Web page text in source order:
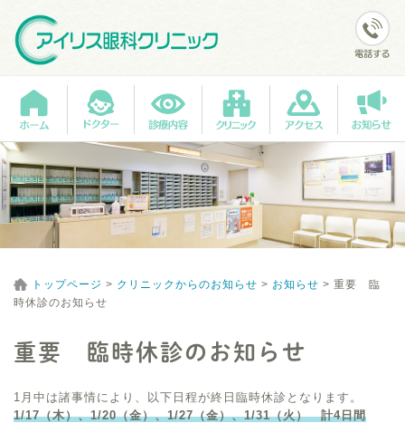
トップページ > クリニックからのお知らせ > お知らせ > 重要 臨
時休診のお知らせ
重要 臨時休診のお知らせ
1月中は諸事情により、以下日程が終日臨時休診となります。
1/17（木）、1/20（金）、1/27（金）、1/31（火） 計4日間